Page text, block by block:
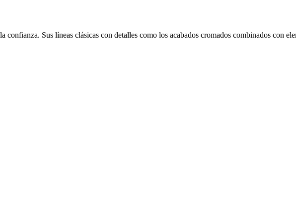
Sus líneas clásicas con detalles como los acabados cromados combinados con